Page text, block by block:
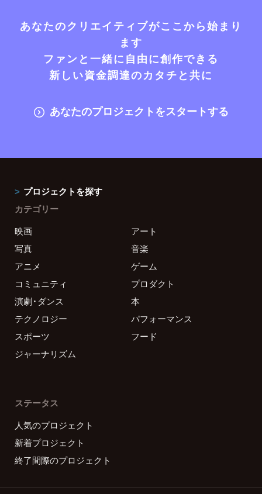
あなたのクリエイティブがここから始まり
ます
ファンと一緒に自由に創作できる
新しい資金調達のカタチと共に
あなたのプロジェクトをスタートする
プロジェクトを探す
カテゴリー
映画
アート
写真
音楽
アニメ
ゲーム
コミュニティ
プロダクト
演劇・ダンス
本
テクノロジー
パフォーマンス
スポーツ
フード
ジャーナリズム
ステータス
人気のプロジェクト
新着プロジェクト
終了間際のプロジェクト